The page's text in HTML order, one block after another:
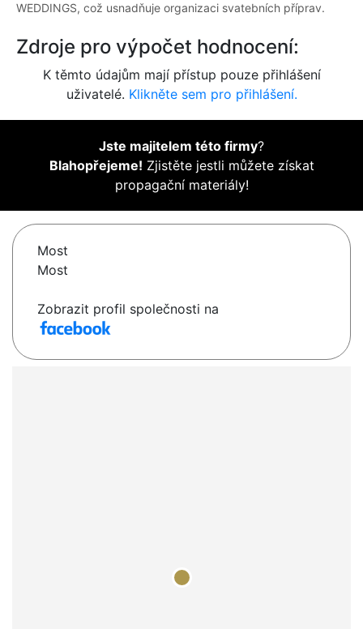
WEDDINGS, což usnadňuje organizaci svatebních příprav.
Zdroje pro výpočet hodnocení:
K těmto údajům mají přístup pouze přihlášení
uživatelé. Klikněte sem pro přihlášení.
Jste majitelem této firmy?
Blahopřejeme! Zjistěte jestli můžete získat
propagační materiály!
Most
Most
Zobrazit profil společnosti na